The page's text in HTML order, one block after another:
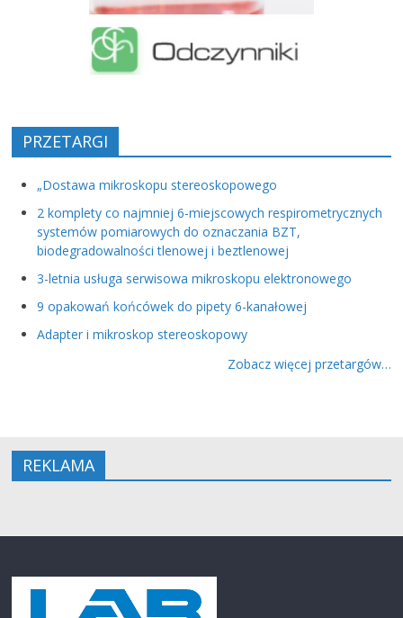
PRZETARGI
„Dostawa mikroskopu stereoskopowego
2 komplety co najmniej 6-miejscowych respirometrycznych
systemów pomiarowych do oznaczania BZT,
biodegradowalności tlenowej i beztlenowej
3-letnia usługa serwisowa mikroskopu elektronowego
9 opakowań końcówek do pipety 6-kanałowej
Adapter i mikroskop stereoskopowy
Zobacz więcej przetargów…
REKLAMA